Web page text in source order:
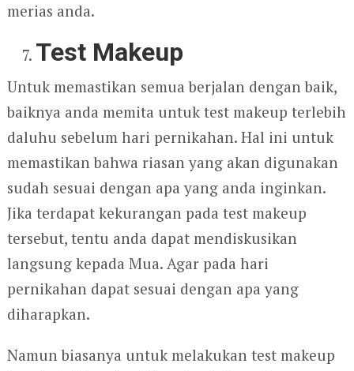
merias anda.
Test Makeup
Untuk memastikan semua berjalan dengan baik,
baiknya anda memita untuk test makeup terlebih
daluhu sebelum hari pernikahan. Hal ini untuk
memastikan bahwa riasan yang akan digunakan
sudah sesuai dengan apa yang anda inginkan.
Jika terdapat kekurangan pada test makeup
tersebut, tentu anda dapat mendiskusikan
langsung kepada Mua. Agar pada hari
pernikahan dapat sesuai dengan apa yang
diharapkan.
Namun biasanya untuk melakukan test makeup